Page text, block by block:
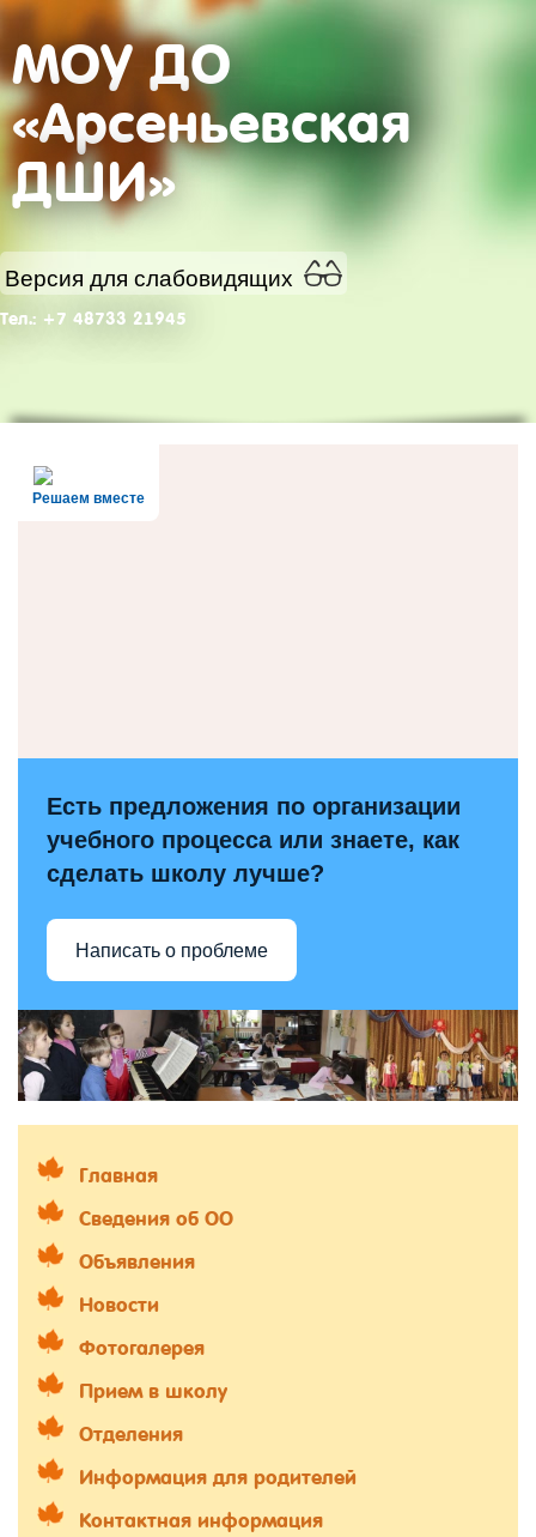
МОУ ДО
«Арсеньевская
ДШИ»
Версия для слабовидящих
Тел.: +7 48733 21945
Решаем вместе
Есть предложения по организации
учебного процесса или знаете, как
сделать школу лучше?
Написать о проблеме
Главная
Сведения об ОО
Объявления
Новости
Фотогалерея
Прием в школу
Отделения
Информация для родителей
Контактная информация